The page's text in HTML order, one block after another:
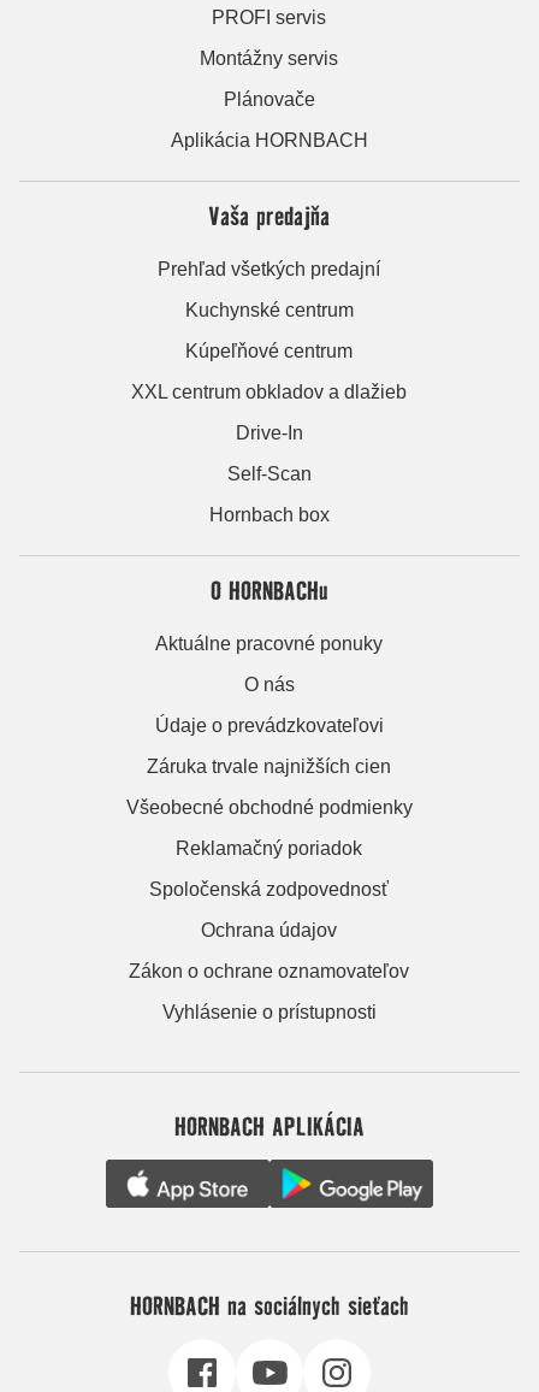
PROFI servis
Montážny servis
Plánovače
Aplikácia HORNBACH
Vaša predajňa
Prehľad všetkých predajní
Kuchynské centrum
Kúpeľňové centrum
XXL centrum obkladov a dlažieb
Drive-In
Self-Scan
Hornbach box
O HORNBACHu
Aktuálne pracovné ponuky
O nás
Údaje o prevádzkovateľovi
Záruka trvale najnižších cien
Všeobecné obchodné podmienky
Reklamačný poriadok
Spoločenská zodpovednosť
Ochrana údajov
Zákon o ochrane oznamovateľov
Vyhlásenie o prístupnosti
HORNBACH APLIKÁCIA
HORNBACH na sociálnych sieťach